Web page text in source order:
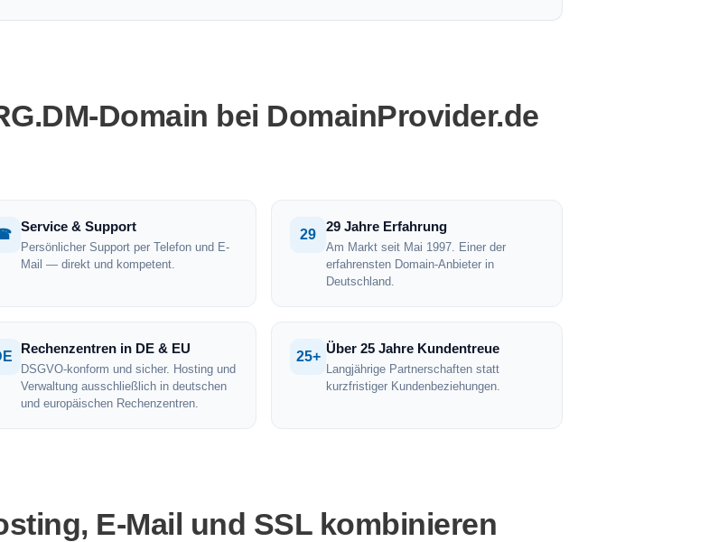
Domain bei DomainProvider.de
Service & Support
Persönlicher Support per Telefon und E-
Mail — direkt und kompetent.
29
29 Jahre Erfahrung
Am Markt seit Mai 1997. Einer der
erfahrensten Domain-Anbieter in
Deutschland.
Rechenzentren in DE & EU
DSGVO-konform und sicher. Hosting und
Verwaltung ausschließlich in deutschen
und europäischen Rechenzentren.
25+
Über 25 Jahre Kundentreue
Langjährige Partnerschaften statt
kurzfristiger Kundenbeziehungen.
E-Mail und SSL kombinieren